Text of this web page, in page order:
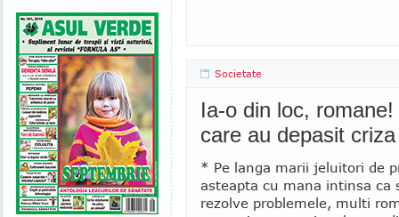
Societate
Ia-o din loc,
care au depasit
* Pe langa marii jeluitori de
asteapta cu mana intinsa ca
rezolve problemele, multi